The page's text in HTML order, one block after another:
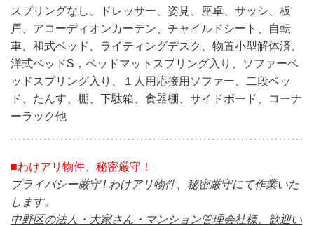
スプリングなし、ドレッサー、姿見、座卓、サッシ、板
戸、アコーディオンカーテン、チャイルドシート、自転
車、和式ベッド、ライティングデスク、物置小型解体済、
洋式ベッドS，ベッドマットスプリング入り、ソファーベ
ッドスプリング入り、１人用応接用ソファー、二段ベッ
ド、たんす、棚、下駄箱、食器棚、サイドボード、コーナ
ーラック他
■わけアリ物件、秘密厳守！
プライバシー厳守 ! わけアリ物件、秘密厳守にて作業いた
します。
中野区の法人・大家さん・マンション管理会社様、歓迎い